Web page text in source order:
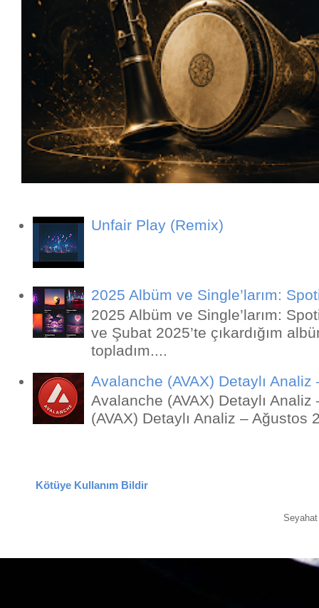
Unfair Play (Remix)
2025 Albüm ve Single’larım:
2025 Albüm ve Single’larım:
ve Şubat 2025’te çıkardığım
topladım....
Avalanche (AVAX) Detaylı
Avalanche (AVAX) Detaylı
(AVAX) Detaylı Analiz – Ağustos
Kötüye Kullanım Bildir